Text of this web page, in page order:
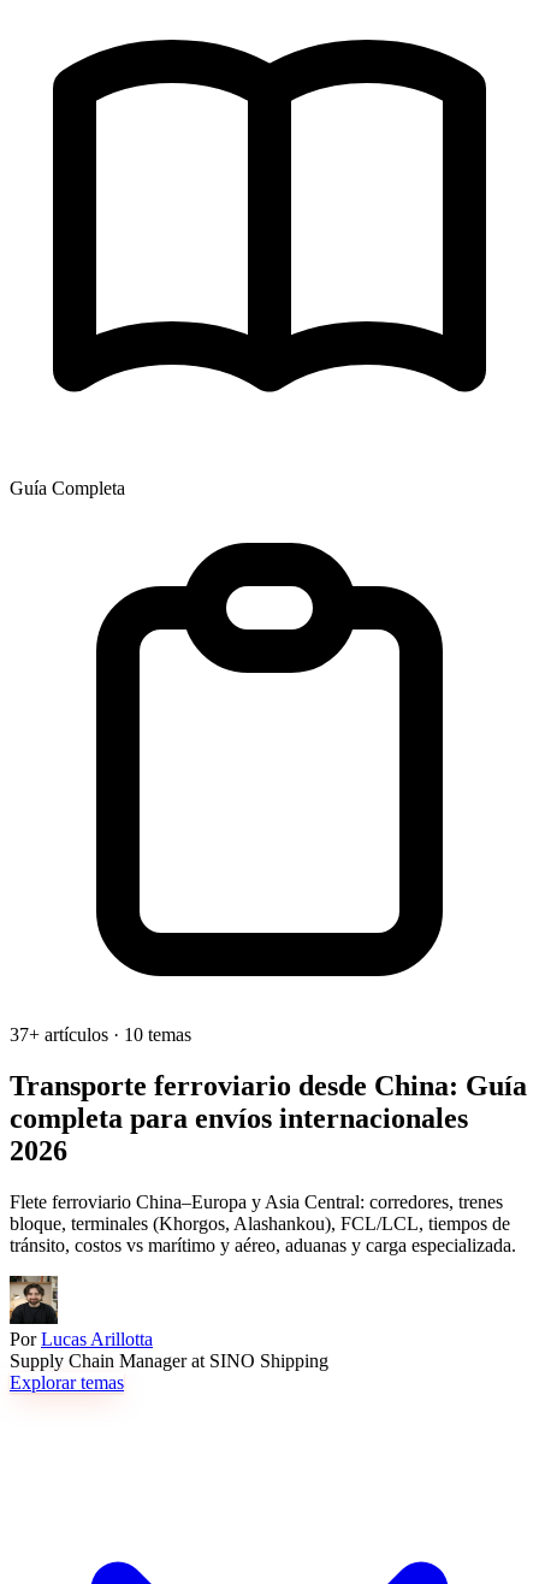
Guía Completa
37+ artículos · 10 temas
Transporte ferroviario desde China: Guía
completa para envíos internacionales
2026
Flete ferroviario China–Europa y Asia Central: corredores, trenes
bloque, terminales (Khorgos, Alashankou), FCL/LCL, tiempos de
tránsito, costos vs marítimo y aéreo, aduanas y carga especializada.
Por Lucas Arillotta
Supply Chain Manager at SINO Shipping
Explorar temas